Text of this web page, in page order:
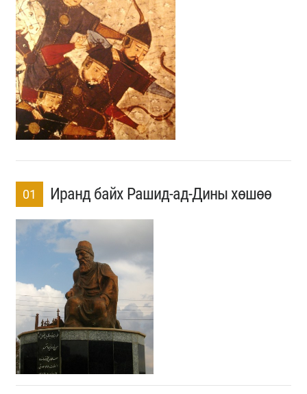
01 Иранд байх Рашид-ад-Дины хөшөө